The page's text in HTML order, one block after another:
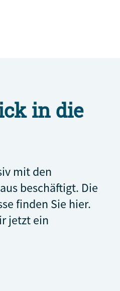
in die
mit den
beschäftigt. Die
finden Sie hier.
jetzt ein